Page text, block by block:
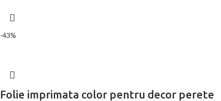
-43%
Folie imprimata color pentru decor perete